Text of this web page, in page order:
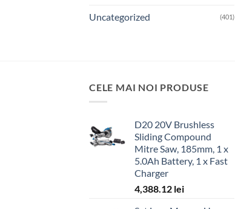
Uncategorized (401)
CELE MAI NOI PRODUSE
D20 20V Brushless
Sliding Compound
Mitre Saw, 185mm, 1 x
5.0Ah Battery, 1 x Fast
Charger
4,388.12 lei